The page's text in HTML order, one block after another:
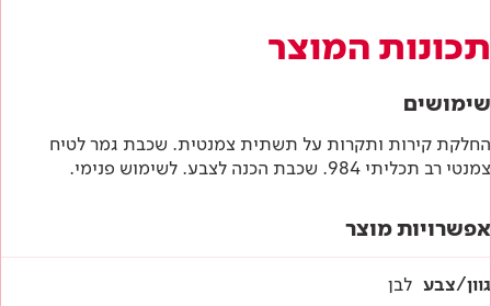
תו תקן ישראלי
מפרטים טכניים
דף טכני
תכונות המוצר
שימושים
החלקת קירות ותקרות על תשתית צמנטית. שכבת גמר לטיח
צמנטי רב תכליתי 984. שכבת הכנה לצבע. לשימוש פנימי.
אפשרויות מוצר
גוון/צבע לבן